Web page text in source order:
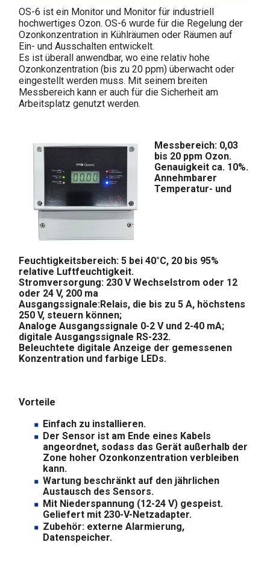
OS-6 ist ein Monitor und Monitor für industriell
hochwertiges Ozon. OS-6 wurde für die Regelung der
Ozonkonzentration in Kühlräumen oder Räumen auf
Ein- und Ausschalten entwickelt.
Es ist überall anwendbar, wo eine relativ hohe
Ozonkonzentration (bis zu 20 ppm) überwacht oder
eingestellt werden muss. Mit seinem breiten
Messbereich kann er auch für die Sicherheit am
Arbeitsplatz genutzt werden.
Messbereich: 0,03
bis 20 ppm Ozon.
Genauigkeit ca. 10%.
Annehmbarer
Temperatur- und
Feuchtigkeitsbereich: 5 bei 40°C, 20 bis 95%
relative Luftfeuchtigkeit.
Stromversorgung: 230 V Wechselstrom oder 12
oder 24 V, 200 ma
Ausgangssignale:Relais, die bis zu 5 A, höchstens
250 V, steuern können;
Analoge Ausgangssignale 0-2 V und 2-40 mA;
digitale Ausgangssignale RS-232.
Beleuchtete digitale Anzeige der gemessenen
Konzentration und farbige LEDs.
Vorteile
Einfach zu installieren.
Der Sensor ist am Ende eines Kabels
angeordnet, sodass das Gerät außerhalb der
Zone hoher Ozonkonzentration verbleiben
kann.
Wartung beschränkt auf den jährlichen
Austausch des Sensors.
Mit Niederspannung (12-24 V) gespeist.
Geliefert mit 230-V-Netzadapter.
Zubehör: externe Alarmierung,
Datenspeicher.